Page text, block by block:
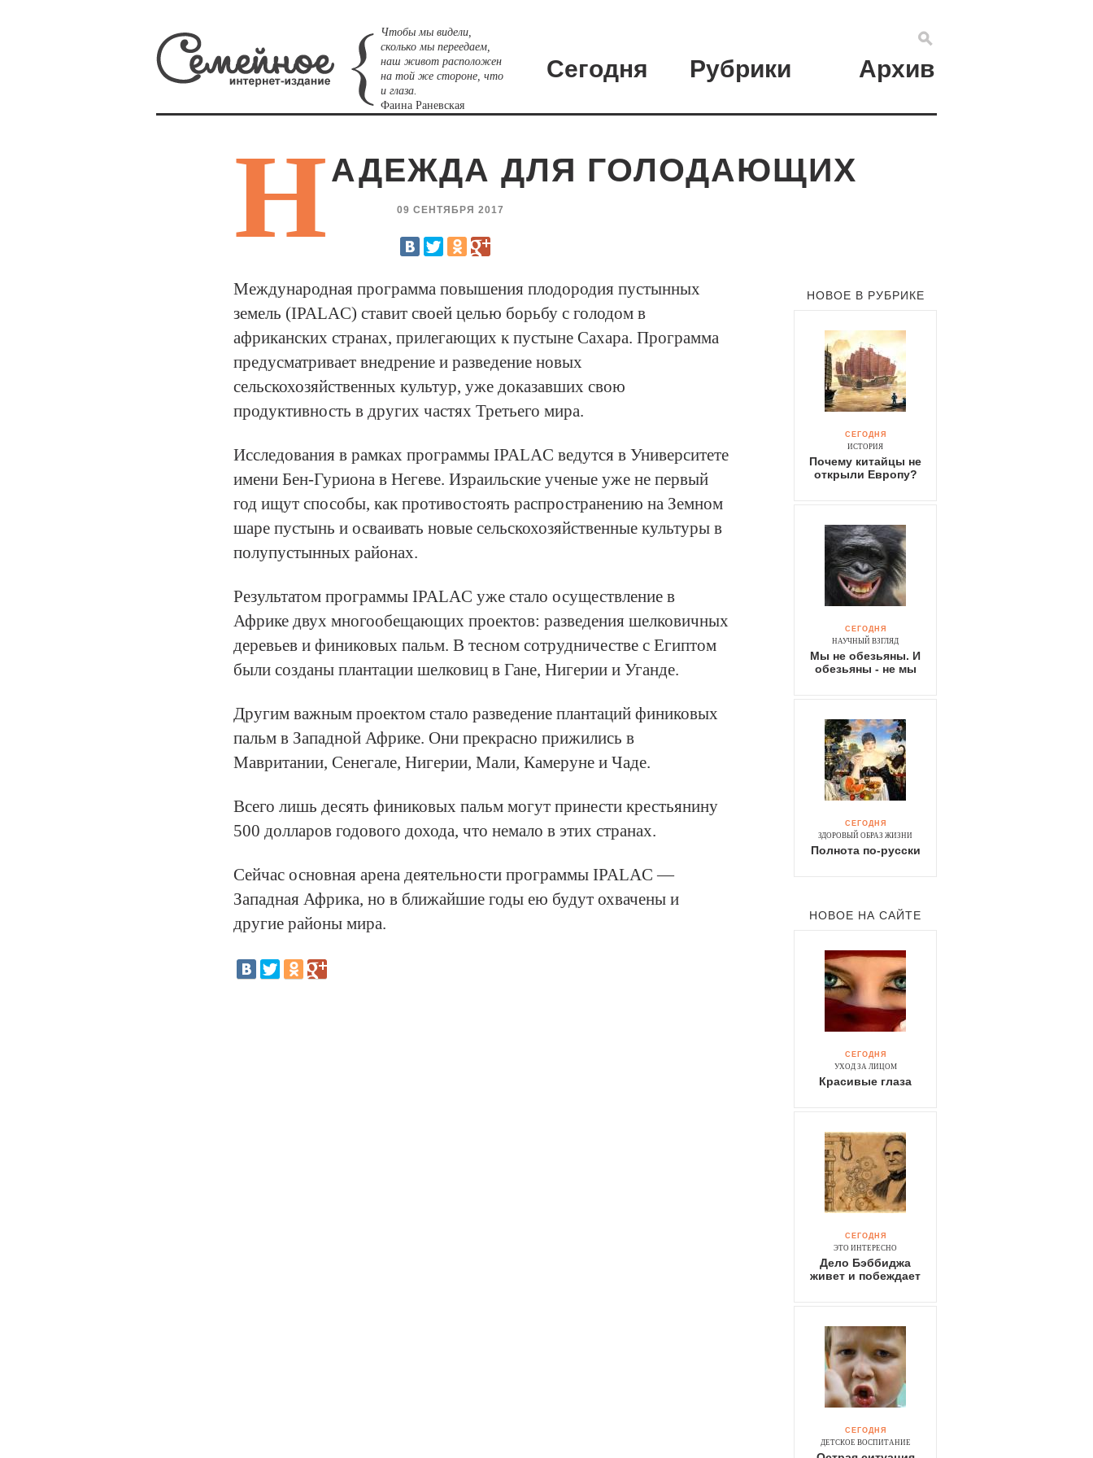
Чтобы мы видели,
сколько мы переедаем,
наш живот расположен
на той же стороне, что
и глаза.
Фаина Раневская
Сегодня Рубрики Архив
НАДЕЖДА ДЛЯ ГОЛОДАЮЩИХ
09 СЕНТЯБРЯ 2017
Международная программа повышения плодородия пустынных
земель (IPALAC) ставит своей целью борьбу с голодом в
африканских странах, прилегающих к пустыне Сахара. Программа
предусматривает внедрение и разведение новых
сельскохозяйственных культур, уже доказавших свою
продуктивность в других частях Третьего мира.
Исследования в рамках программы IPALAC ведутся в Университете
имени Бен-Гуриона в Негеве. Израильские ученые уже не первый
год ищут способы, как противостоять распространению на Земном
шаре пустынь и осваивать новые сельскохозяйственные культуры в
полупустынных районах.
Результатом программы IPALAC уже стало осуществление в
Африке двух многообещающих проектов: разведения шелковичных
деревьев и финиковых пальм. В тесном сотрудничестве с Египтом
были созданы плантации шелковиц в Гане, Нигерии и Уганде.
Другим важным проектом стало разведение плантаций финиковых
пальм в Западной Африке. Они прекрасно прижились в
Мавритании, Сенегале, Нигерии, Мали, Камеруне и Чаде.
Всего лишь десять финиковых пальм могут принести крестьянину
500 долларов годового дохода, что немало в этих странах.
Сейчас основная арена деятельности программы IPALAC —
Западная Африка, но в ближайшие годы ею будут охвачены и
другие районы мира.
НОВОЕ В РУБРИКЕ
СЕГОДНЯ
ИСТОРИЯ
Почему китайцы не
открыли Европу?
СЕГОДНЯ
НАУЧНЫЙ ВЗГЛЯД
Мы не обезьяны. И
обезьяны - не мы
СЕГОДНЯ
ЗДОРОВЫЙ ОБРАЗ ЖИЗНИ
Полнота по-русски
НОВОЕ НА САЙТЕ
СЕГОДНЯ
УХОД ЗА ЛИЦОМ
Красивые глаза
СЕГОДНЯ
ЭТО ИНТЕРЕСНО
Дело Бэббиджа
живет и побеждает
СЕГОДНЯ
ДЕТСКОЕ ВОСПИТАНИЕ